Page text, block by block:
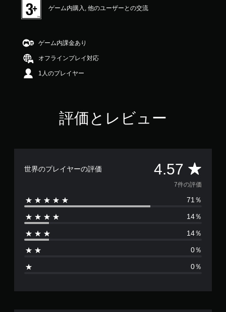
段
の
7
ゲーム内購入, 他のユーザーとの交流
ゲーム内課金あり
オフラインプレイ対応
1人のプレイヤー
評価とレビュー
世界のプレイヤーの評価 4.57 評
価
数
は
、
7件の評価
71％
14％
14％
0％
0％